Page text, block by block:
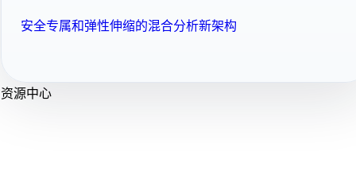
安全专属和弹性伸缩的混合分析新架构
资源中心